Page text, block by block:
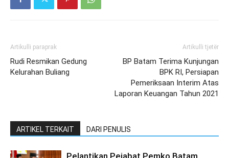
Artikulli paraprak
Rudi Resmikan Gedung
Kelurahan Buliang
Artikulli tjetër
BP Batam Terima Kunjungan
BPK RI, Persiapan
Pemeriksaan Interim Atas
Laporan Keuangan Tahun 2021
ARTIKEL TERKAIT DARI PENULIS